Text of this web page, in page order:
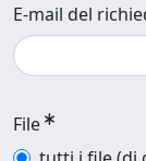
E-mail del
File